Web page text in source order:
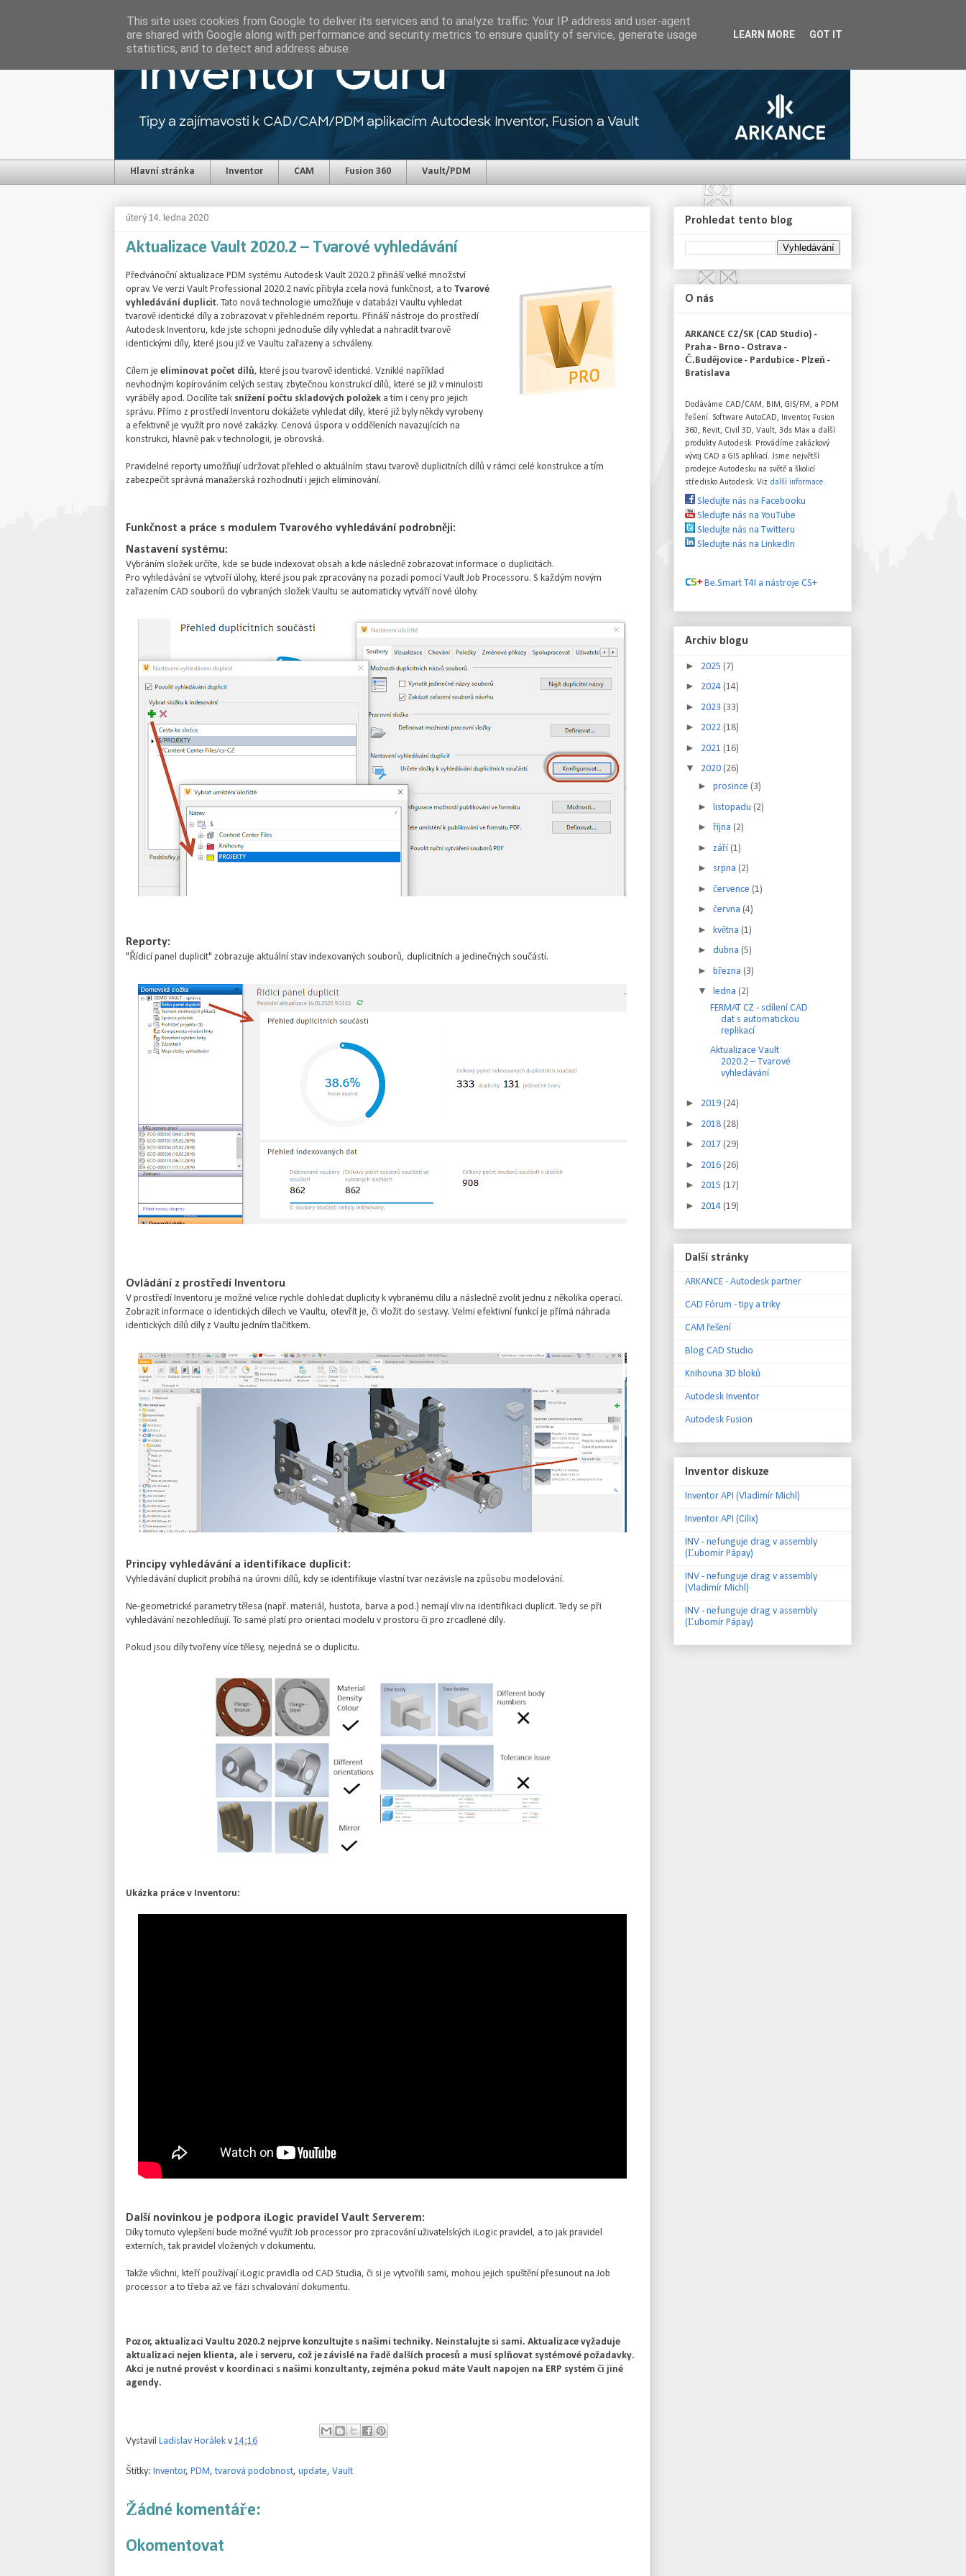
Hlavní stránka Inventor CAM Fusion 360 Vault/PDM
úterý 14. ledna 2020
Aktualizace Vault 2020.2 – Tvarové vyhledávání
Předvánoční aktualizace PDM systému Autodesk Vault 2020.2 přináší velké množství
oprav. Ve verzi Vault Professional 2020.2 navíc přibyla zcela nová funkčnost, a to Tvarové
vyhledávání duplicit. Tato nová technologie umožňuje v databázi Vaultu vyhledat
tvarově identické díly a zobrazovat v přehledném reportu. Přináší nástroje do prostředí
Autodesk Inventoru, kde jste schopni jednoduše díly vyhledat a nahradit tvarově
identickými díly, které jsou již ve Vaultu zařazeny a schváleny.
Cílem je eliminovat počet dílů, které jsou tvarově identické. Vzniklé například
nevhodným kopírováním celých sestav, zbytečnou konstrukcí dílů, které se již v minulosti
vyráběly apod. Docílíte tak snížení počtu skladových položek a tím i ceny pro jejich
správu. Přímo z prostředí Inventoru dokážete vyhledat díly, které již byly někdy vyrobeny
a efektivně je využít pro nové zakázky. Cenová úspora v odděleních navazujících na
konstrukci, hlavně pak v technologii, je obrovská.
Pravidelné reporty umožňují udržovat přehled o aktuálním stavu tvarově duplicitních dílů v rámci celé konstrukce a tím
zabezpečit správná manažerská rozhodnutí i jejich eliminování.
Funkčnost a práce s modulem Tvarového vyhledávání podrobněji:
Nastavení systému:
Vybráním složek určíte, kde se bude indexovat obsah a kde následně zobrazovat informace o duplicitách.
Pro vyhledávání se vytvoří úlohy, které jsou pak zpracovány na pozadí pomocí Vault Job Processoru. S každým novým
zařazením CAD souborů do vybraných složek Vaultu se automaticky vytváří nové úlohy.
Reporty:
"Řídicí panel duplicit" zobrazuje aktuální stav indexovaných souborů, duplicitních a jedinečných součástí.
Ovládání z prostředí Inventoru
V prostředí Inventoru je možné velice rychle dohledat duplicity k vybranému dílu a následně zvolit jednu z několika operací.
Zobrazit informace o identických dílech ve Vaultu, otevřít je, či vložit do sestavy. Velmi efektivní funkcí je přímá náhrada
identických dílů díly z Vaultu jedním tlačítkem.
Principy vyhledávání a identifikace duplicit:
Vyhledávání duplicit probíhá na úrovni dílů, kdy se identifikuje vlastní tvar nezávisle na způsobu modelování.
Ne-geometrické parametry tělesa (např. materiál, hustota, barva a pod.) nemají vliv na identifikaci duplicit. Tedy se při
vyhledávání nezohledňují. To samé platí pro orientaci modelu v prostoru či pro zrcadlené díly.
Pokud jsou díly tvořeny více tělesy, nejedná se o duplicitu.
Ukázka práce v Inventoru:
Další novinkou je podpora iLogic pravidel Vault Serverem:
Díky tomuto vylepšení bude možné využít Job processor pro zpracování uživatelských iLogic pravidel, a to jak pravidel
externích, tak pravidel vložených v dokumentu.
Takže všichni, kteří používají iLogic pravidla od CAD Studia, či si je vytvořili sami, mohou jejich spuštění přesunout na Job
processor a to třeba až ve fázi schvalování dokumentu.
Pozor, aktualizaci Vaultu 2020.2 nejprve konzultujte s našimi techniky. Neinstalujte si sami. Aktualizace vyžaduje
aktualizaci nejen klienta, ale i serveru, což je závislé na řadě dalších procesů a musí splňovat systémové požadavky.
Akci je nutné provést v koordinaci s našimi konzultanty, zejména pokud máte Vault napojen na ERP systém či jiné
agendy.
Vystavil Ladislav Horálek v 14:16
Štítky: Inventor, PDM,tvarová podobnost, update, Vault
Žádné komentáře:
Okomentovat
Prohledat tento blog
O nás
ARKANCE CZ/SK (CAD Studio) -
Praha - Brno - Ostrava -
Č.Budějovice - Pardubice - Plzeň -
Bratislava
Dodáváme CAD/CAM, BIM, GIS/FM, a PDM
řešení. Software AutoCAD, Inventor, Fusion
360, Revit, Civil 3D, Vault, 3ds Max a další
produkty Autodesk. Provádíme zakázkový
vývoj CAD a GIS aplikací. Jsme největší
prodejce Autodesku na světě a školicí
středisko Autodesk. Viz další informace.
Sledujte nás na Facebooku
Sledujte nás na YouTube
Sledujte nás na Twitteru
Sledujte nás na LinkedIn
Be.Smart T4I a nástroje CS+
Archiv blogu
► 2025 (7)
► 2024 (14)
► 2023 (33)
► 2022 (18)
► 2021 (16)
▼ 2020 (26)
► prosince (3)
► listopadu (2)
► října (2)
► září (1)
► srpna (2)
► července (1)
► června (4)
► května (1)
► dubna (5)
► března (3)
▼ ledna (2)
FERMAT CZ - sdílení CAD
dat s automatickou
replikací
Aktualizace Vault
2020.2 – Tvarové
vyhledávání
► 2019 (24)
► 2018 (28)
► 2017 (29)
► 2016 (26)
► 2015 (17)
► 2014 (19)
Další stránky
ARKANCE - Autodesk partner
CAD Fórum - tipy a triky
CAM řešení
Blog CAD Studio
Knihovna 3D bloků
Autodesk Inventor
Autodesk Fusion
Inventor diskuze
Inventor API (Vladimír Michl)
Inventor API (Cilix)
INV - nefunguje drag v assembly
(Ľubomír Pápay)
INV - nefunguje drag v assembly
(Vladimír Michl)
INV - nefunguje drag v assembly
(Ľubomír Pápay)
This site uses cookies from Google to deliver its services and to analyze traffic. Your IP address and user-agent
are shared with Google along with performance and security metrics to ensure quality of service, generate usage
statistics, and to detect and address abuse.
LEARN MORE GOT IT